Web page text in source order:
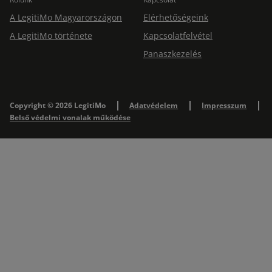
A LegitiMo Magyarországon
A LegitiMo története
Elérhetőségeink
Kapcsolatfelvétel
Panaszkezelés
Copyright © 2026 LegitiMo Adatvédelem
Impresszum
Belső védelmi vonalak működése